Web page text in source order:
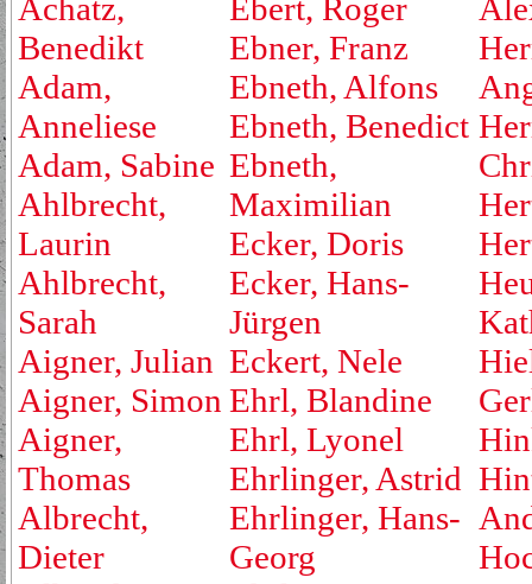
Achatz,
Benedikt
Adam,
Anneliese
Adam, Sabine
Ahlbrecht,
Laurin
Ahlbrecht,
Sarah
Aigner, Julian
Aigner, Simon
Aigner,
Thomas
Albrecht,
Dieter
Ebert, Roger
Ebner, Franz
Ebneth, Alfons
Ebneth, Benedict
Ebneth,
Maximilian
Ecker, Doris
Ecker, Hans-
Jürgen
Eckert, Nele
Ehrl, Blandine
Ehrl, Lyonel
Ehrlinger, Astrid
Ehrlinger, Hans-
Georg